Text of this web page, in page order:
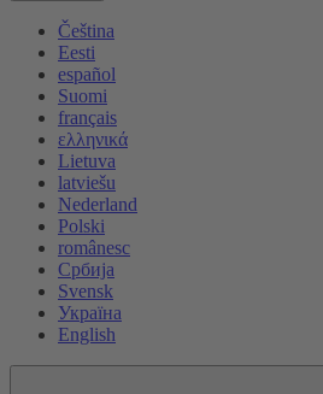
Čeština
Eesti
español
Suomi
français
ελληνικά
Lietuva
latviešu
Nederland
Polski
românesc
Србија
Svensk
Україна
English